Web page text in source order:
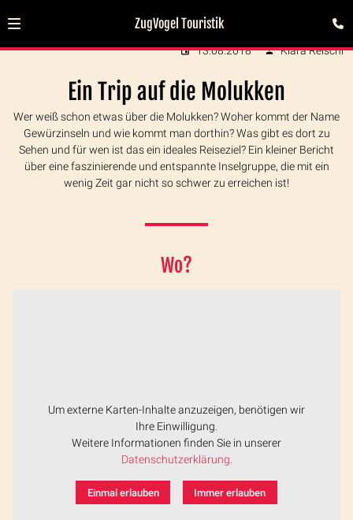
ZugVogel Touristik
13.08.2018 Klara Reischl
Ein Trip auf die Molukken
Wer weiß schon etwas über die Molukken? Woher kommt der Name
Gewürzinseln und wie kommt man dorthin? Was gibt es dort zu
Sehen und für wen ist das ein ideales Reiseziel? Ein kleiner Bericht
über eine faszinierende und entspannte Inselgruppe, die mit ein
wenig Zeit gar nicht so schwer zu erreichen ist!
Wo?
Um externe Karten-Inhalte anzuzeigen, benötigen wir
Ihre Einwilligung.
Weitere Informationen finden Sie in unserer
Datenschutzerklärung.
Einmal erlauben Immer erlauben